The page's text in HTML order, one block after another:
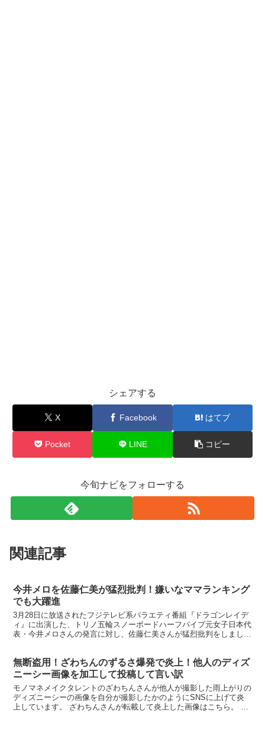
シェアする
X Facebook はてブ
Pocket LINE コピー
今旬ナビをフォローする
関連記事
今井メロを佐藤仁美が猛烈批判！嫌いなママランキング
でも大躍進
3月28日に放送されたフジテレビ系バラエティ番組『ドラゴンレイデ
ィ』に出演した、トリノ五輪スノーボードハーフパイプ元女子日本代
表・今井メロさんの発言に対し、佐藤仁美さんが猛烈批判をしまし
無断盗用！ざわちんのずるさ爆発で炎上！他人のディズ
ニーシー画像を加工して投稿して言い訳
モノマネメイクタレントのざわちんさんが他人が撮影した雨上がりの
ディズニーシーの画像を自分が撮影したかのようにSNSに上げて炎
上しています。 ざわちんさんが転載して炎上した画像はこちら。